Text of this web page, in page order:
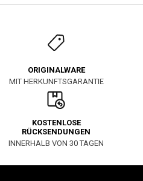
ORIGINALWARE
MIT HERKUNFTSGARANTIE
KOSTENLOSE
RÜCKSENDUNGEN
INNERHALB VON 30 TAGEN